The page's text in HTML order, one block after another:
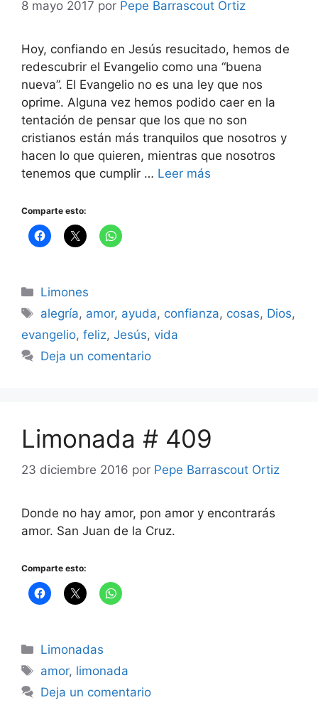
8 mayo 2017 por Pepe Barrascout Ortiz
Hoy, confiando en Jesús resucitado, hemos de
redescubrir el Evangelio como una “buena
nueva”. El Evangelio no es una ley que nos
oprime. Alguna vez hemos podido caer en la
tentación de pensar que los que no son
cristianos están más tranquilos que nosotros y
hacen lo que quieren, mientras que nosotros
tenemos que cumplir … Leer más
Comparte esto:
Categorías
Limones
Etiquetas
alegría, amor, ayuda, confianza, cosas, Dios,
evangelio, feliz, Jesús, vida
Deja un comentario
Limonada # 409
23 diciembre 2016 por Pepe Barrascout Ortiz
Donde no hay amor, pon amor y encontrarás
amor. San Juan de la Cruz.
Comparte esto:
Categorías
Limonadas
Etiquetas
amor, limonada
Deja un comentario